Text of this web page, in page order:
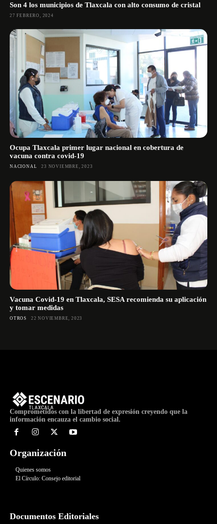
Son 4 los municipios de Tlaxcala con alto consumo de cristal
27 FEBRERO, 2024
Ocupa Tlaxcala primer lugar nacional en cobertura de
vacuna contra covid-19
NACIONAL 23 NOVIEMBRE, 2023
Vacuna Covid-19 en Tlaxcala, SESA recomienda su aplicación
y tomar medidas
OTROS 22 NOVIEMBRE, 2023
Comprometidos con la libertad de expresión creyendo que la
información encauza el cambio social.
Organización
Quienes somos
El Círculo: Consejo editorial
Documentos Editoriales